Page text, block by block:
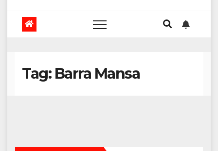
Tag: Barra Mansa